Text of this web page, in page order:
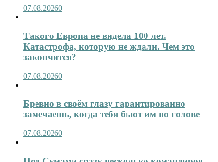
07.08.20260
Такого Европа не видела 100 лет.
Катастрофа, которую не ждали. Чем это
закончится?
07.08.20260
Бревно в своём глазу гарантированно
замечаешь, когда тебя бьют им по голове
07.08.20260